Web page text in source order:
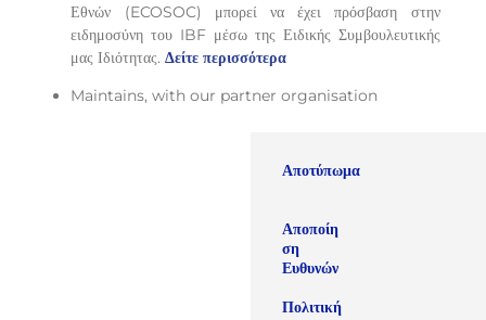
Εθνών (ECOSOC) μπορεί να έχει πρόσβαση στην
ειδημοσύνη του IBF μέσω της Ειδικής Συμβουλευτικής
μας Ιδιότητας.Δείτε περισσότερα
Maintains, with our partner organisation
Αποτύπωμα
Αποποίη
ση
Ευθυνών
Πολιτική